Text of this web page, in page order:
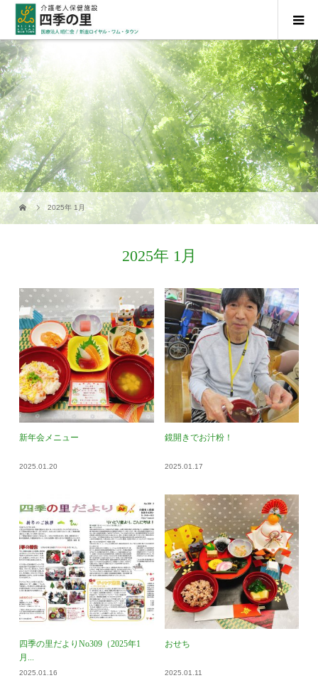
2025年 1月
2025年 1月
新年会メニュー
2025.01.20
鏡開きでお汁粉！
2025.01.17
四季の里だよりNo309（2025年1
月...
2025.01.16
おせち
2025.01.11